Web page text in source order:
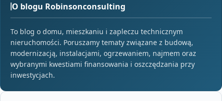
O blogu Robinsonconsulting
To blog o domu, mieszkaniu i zapleczu technicznym
nieruchomości. Poruszamy tematy związane z budową,
modernizacją, instalacjami, ogrzewaniem, najmem oraz
wybranymi kwestiami finansowania i oszczędzania przy
inwestycjach.